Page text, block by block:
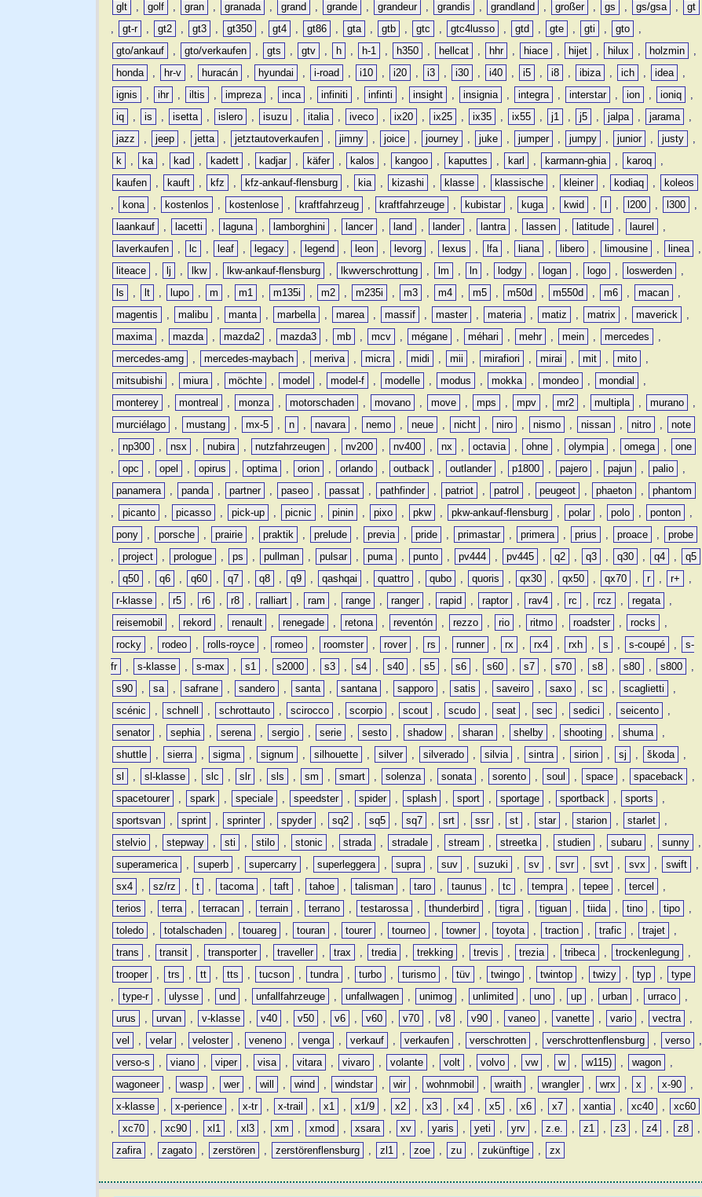
glt
, golf , gran , granada , grand , grande , grandeur , grandis , grandland , großer , gs , gs/gsa ,
gt
,
gt-r , gt2 , gt3 , gt350 , gt4 , gt86 , gta , gtb , gtc , gtc4lusso , gtd , gte , gti , gto
,
gto/ankauf
, gto/verkaufen , gts , gtv , h , h-1 , h350 , hellcat , hhr , hiace , hijet , hilux , holzmin
,
honda
, hr-v , huracán , hyundai , i-road , i10 , i20 , i3 , i30 , i40 , i5 , i8 , ibiza , ich , idea
,
ignis
, ihr , iltis , impreza , inca , infiniti , infinti , insight , insignia , integra , interstar , ion , ioniq
,
iq
, is , isetta , islero , isuzu , italia , iveco , ix20 , ix25 , ix35 , ix55 , j1 , j5 , jalpa , jarama
,
jazz
, jeep , jetta , jetztautoverkaufen , jimny , joice , journey , juke , jumper , jumpy , junior , justy
,
k
, ka , kad , kadett , kadjar , käfer , kalos , kangoo , kaputtes , karl , karmann-ghia , karoq
,
kaufen
, kauft , kfz , kfz-ankauf-flensburg , kia , kizashi , klasse , klassische , kleiner , kodiaq ,
koleos
,
kona , kostenlos , kostenlose , kraftfahrzeug , kraftfahrzeuge , kubistar , kuga , kwid , , l200 , l300
,
laankauf
, lacetti , laguna , lamborghini , lancer , land , lander , lantra , lassen , latitude , laurel
,
laverkaufen
, lc , leaf , legacy , legend , leon , levorg , lexus , lfa , liana , libero , limousine , linea
,
liteace
, lj , lkw , lkw-ankauf-flensburg , lkwverschrottung , lm , ln , lodgy , logan , logo , loswerden
,
ls
, lt , lupo , m , m1 , m135i , m2 , m235i , m3 , m4 , m5 , m50d , m550d , m6 , macan
,
magentis
, malibu , manta , marbella , marea , massif , master , materia , matiz , matrix , maverick
,
maxima
, mazda , mazda2 , mazda3 , mb , mcv , mégane , méhari , mehr , mein , mercedes
,
mercedes-amg
, mercedes-maybach , meriva , micra , midi , mii , mirafiori , mirai , mit , mito
,
mitsubishi
, miura , möchte , model , model-f , modelle , modus , mokka , mondeo , mondial
,
monterey
, montreal , monza , motorschaden , movano , move , mps , mpv , mr2 , multipla , murano
,
murciélago
, mustang , mx-5 , n , navara , nemo , neue , nicht , niro , nismo , nissan , nitro ,
note
,
np300 , nsx , nubira , nutzfahrzeugen , nv200 , nv400 , nx , octavia , ohne , olympia , omega ,
one
,
opc , opel , opirus , optima , orion , orlando , outback , outlander , p1800 , pajero , pajun , palio
,
panamera
, panda , partner , paseo , passat , pathfinder , patriot , patrol , peugeot , phaeton ,
phantom
,
picanto , picasso , pick-up , picnic , pinin , pixo , pkw , pkw-ankauf-flensburg , polar , polo , ponton
,
pony
, porsche , prairie , praktik , prelude , previa , pride , primastar , primera , prius , proace ,
probe
,
project , prologue , ps , pullman , pulsar , puma , punto , pv444 , pv445 , q2 , q3 , q30 , q4 ,
q5
,
q50 , q6 , q60 , q7 , q8 , q9 , qashqai , quattro , qubo , quoris , qx30 , qx50 , qx70 , r , r+
,
r-klasse
, r5 , r6 , r8 , ralliart , ram , range , ranger , rapid , raptor , rav4 , rc , rcz , regata
,
reisemobil
, rekord , renault , renegade , retona , reventón , rezzo , rio , ritmo , roadster , rocks
,
rocky
, rodeo , rolls-royce , romeo , roomster , rover , rs , runner , rx , rx4 , rxh , s , s-coupé ,
s-
fr
, s-klasse , s-max , s1 , s2000 , s3 , s4 , s40 , s5 , s6 , s60 , s7 , s70 , s8 , s80 , s800
,
s90
, sa , safrane , sandero , santa , santana , sapporo , satis , saveiro , saxo , sc , scaglietti
,
scénic
, schnell , schrottauto , scirocco , scorpio , scout , scudo , seat , sec , sedici , seicento
,
senator
, sephia , serena , sergio , serie , sesto , shadow , sharan , shelby , shooting , shuma
,
shuttle
, sierra , sigma , signum , silhouette , silver , silverado , silvia , sintra , sirion , sj , škoda
,
sl
, sl-klasse , slc , slr , sls , sm , smart , solenza , sonata , sorento , soul , space , spaceback
,
spacetourer
, spark , speciale , speedster , spider , splash , sport , sportage , sportback , sports
,
sportsvan
, sprint , sprinter , spyder , sq2 , sq5 , sq7 , srt , ssr , st , star , starion , starlet
,
stelvio
, stepway , sti , stilo , stonic , strada , stradale , stream , streetka , studien , subaru , sunny
,
superamerica
, superb , supercarry , superleggera , supra , suv , suzuki , sv , svr , svt , svx , swift
,
sx4
, sz/rz , t , tacoma , taft , tahoe , talisman , taro , taunus , tc , tempra , tepee , tercel
,
terios
, terra , terracan , terrain , terrano , testarossa , thunderbird , tigra , tiguan , tiida , tino , tipo
,
toledo
, totalschaden , touareg , touran , tourer , tourneo , towner , toyota , traction , trafic , trajet
,
trans
, transit , transporter , traveller , trax , tredia , trekking , trevis , trezia , tribeca , trockenlegung
,
trooper
, trs , tt , tts , tucson , tundra , turbo , turismo , tüv , twingo , twintop , twizy , typ ,
type
,
type-r , ulysse , und , unfallfahrzeuge , unfallwagen , unimog , unlimited , uno , up , urban , urraco
,
urus
, urvan , v-klasse , v40 , v50 , v6 , v60 , v70 , v8 , v90 , vaneo , vanette , vario , vectra
,
vel
, velar , veloster , veneno , venga , verkauf , verkaufen , verschrotten , verschrottenflensburg , verso
,
verso-s
, viano , viper , visa , vitara , vivaro , volante , volt , volvo , vw , w , w115) , wagon
,
wagoneer
, wasp , wer , will , wind , windstar , wir , wohnmobil , wraith , wrangler , wrx , x , x-90
,
x-klasse
, x-perience , x-tr , x-trail , x1 , x1/9 , x2 , x3 , x4 , x5 , x6 , x7 , xantia , xc40 ,
xc60
,
xc70 , xc90 , xl1 , xl3 , xm , xmod , xsara , xv , yaris , yeti , yrv , z.e. , z1 , z3 , z4 , z8
,
zafira
, zagato , zerstören , zerstörenflensburg , zl1 , zoe , zu , zukünftige , zx